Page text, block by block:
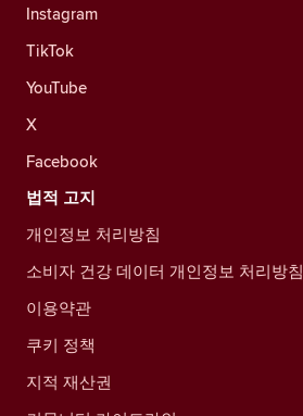
Instagram
TikTok
YouTube
X
Facebook
법적 고지
개인정보 처리방침
소비자 건강 데이터 개인정보 처리방침
이용약관
쿠키 정책
지적 재산권